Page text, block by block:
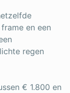
en een
regen
€ 1.800 en